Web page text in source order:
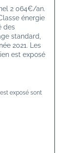
2 064€/an.
énergie
des
standard,
2021. Les
est exposé
exposé sont